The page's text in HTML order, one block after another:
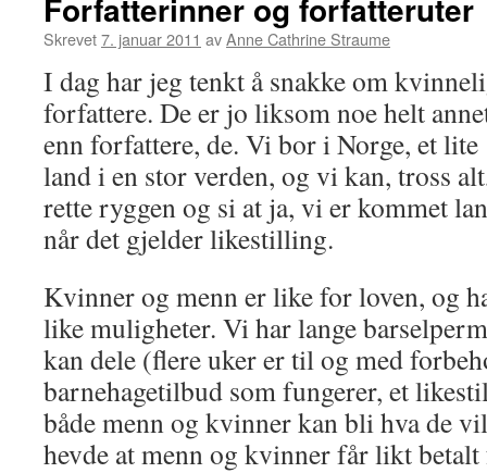
Forfatterinner og forfatteruter
Skrevet7. januar 2011 avAnne Cathrine Straume
I dag har jeg tenkt å snakke om
forfattere. De er jo liksom noe helt
enn forfattere, de. Vi bor i Norge, et lite
land i en stor verden, og vi kan, tross
rette ryggen og si at ja, vi er kommet
når det gjelder likestilling.
Kvinner og menn er like for loven, og
like muligheter. Vi har lange
kan dele (flere uker er til og med
barnehagetilbud som fungerer, et
både menn og kvinner kan bli hva de
hevde at menn og kvinner får likt